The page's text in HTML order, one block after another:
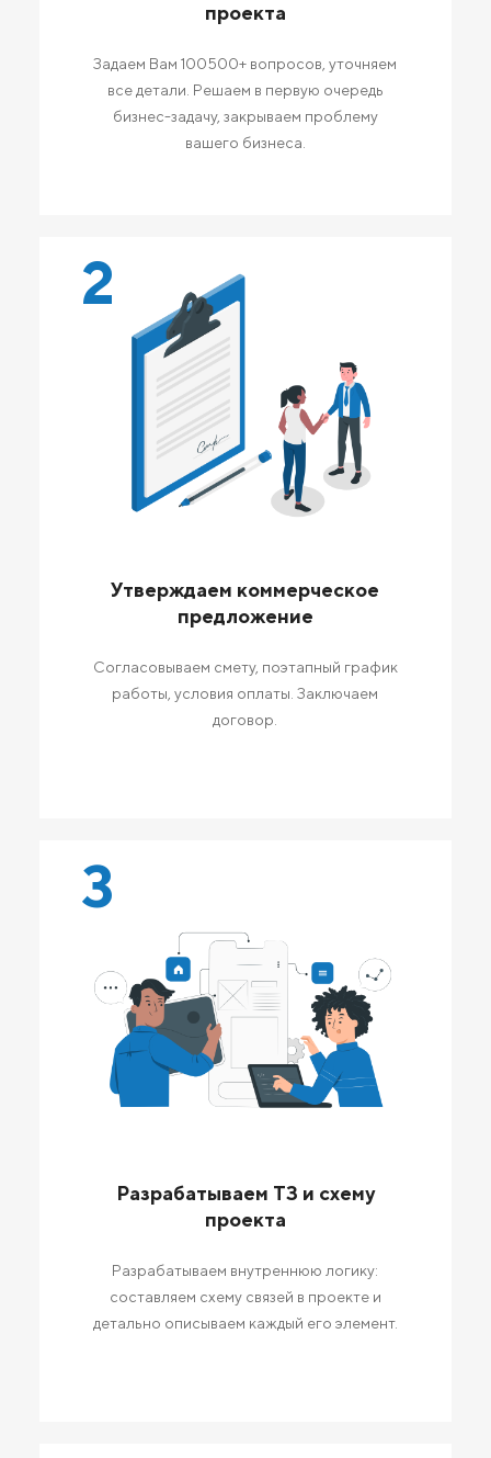
проекта
Задаем Вам 100500+ вопросов, уточняем
все детали. Решаем в первую очередь
бизнес-задачу, закрываем проблему
вашего бизнеса.
2
Утверждаем коммерческое
предложение
Согласовываем смету, поэтапный график
работы, условия оплаты. Заключаем
договор.
3
Разрабатываем ТЗ и схему
проекта
Разрабатываем внутреннюю логику:
составляем схему связей в проекте и
детально описываем каждый его элемент.